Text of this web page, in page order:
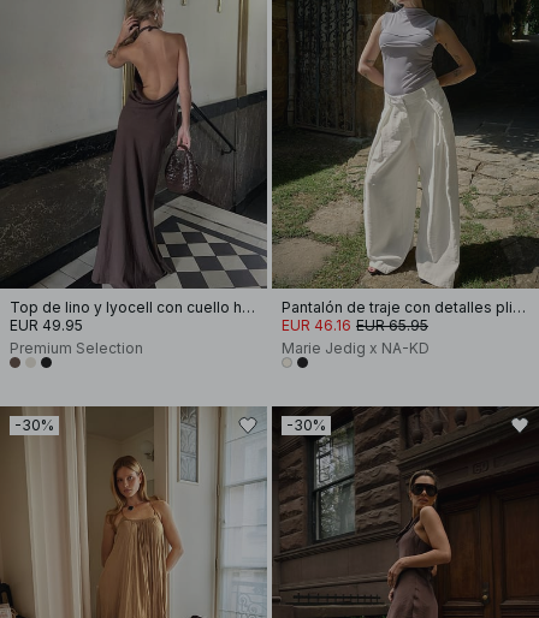
Top de lino y lyocell con cuello halter
EUR 49.95
Premium Selection
Pantalón de traje con detalles plisados
EUR 46.16 EUR 65.95
Marie Jedig x NA-KD
-30% -30%